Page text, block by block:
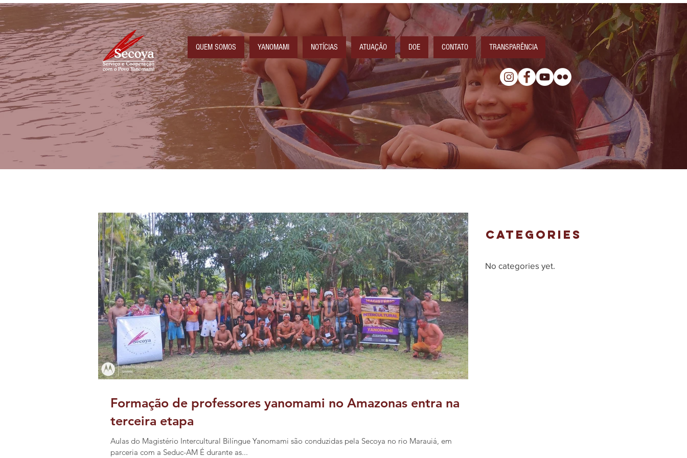
QUEM SOMOS YANOMAMI NOTÍCIAS ATUAÇÃO DOE CONTATO TRANSPARÊNCIA
Formação de professores yanomami no Amazonas entra na
terceira etapa
Aulas do Magistério Intercultural Bilíngue Yanomami são conduzidas pela Secoya no rio Marauiá, em
parceria com a Seduc-AM É durante as...
CATEGORIES
No categories yet.